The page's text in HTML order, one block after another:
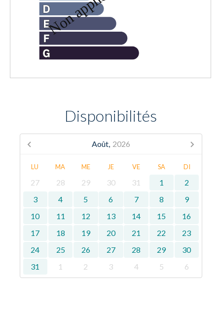
Disponibilités
Août, 2026
LU MA ME JE VE SA DI
27 28 29 30 31 1
2
3
4 5 6 7 8
9
10
11 12 13 14 15
16
17
18 19 20 21 22
23
24
25 26 27 28 29
30
31
1 2 3 4 5 6